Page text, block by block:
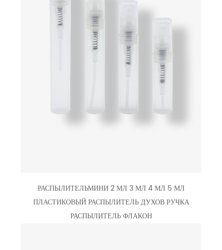
РАСПЫЛИТЕЛЬМИНИ 2 МЛ 3 МЛ 4 МЛ 5 МЛ
ПЛАСТИКОВЫЙ РАСПЫЛИТЕЛЬ ДУХОВ РУЧКА
РАСПЫЛИТЕЛЬ ФЛАКОН